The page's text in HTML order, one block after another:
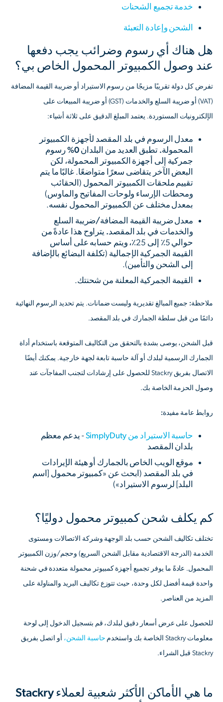
خدمة تجميع الشحنات
الشحن وإعادة التعبئة
هل هناك أي رسوم وضرائب يجب دفعها
عند وصول الكمبيوتر المحمول الخاص بي؟
تفرض كل دولة تقريبًا مزيجًا من رسوم الاستيراد أو ضريبة القيمة المضافة
(VAT) أو ضريبة السلع والخدمات (GST) أو ضريبة المبيعات على
الإلكترونيات المستوردة. يعتمد المبلغ الدقيق على ثلاثة أشياء:
معدل الرسوم في بلد المقصد لأجهزة الكمبيوتر
المحمولة. تطبق العديد من البلدان 0% رسوم
جمركية إلى أجهزة الكمبيوتر المحمولة، لكن
البعض الآخر يتقاضى سعرًا متواضعًا. غالبًا ما يتم
تقييم ملحقات الكمبيوتر المحمول (الحقائب
ومحطات الإرساء ولوحات المفاتيح والماوس)
بمعدل مختلف عن الكمبيوتر المحمول نفسه.
معدل ضريبة القيمة المضافة/ضريبة السلع
والخدمات في بلد المقصد. يتراوح هذا عادةً من
حوالي 5٪ إلى 25٪، ويتم حسابه على أساس
القيمة الجمركية الإجمالية (تكلفة البضائع بالإضافة
إلى الشحن والتأمين).
القيمة الجمركية المعلنة من شحنتك.
ملاحظة: جميع المبالغ تقديرية وليست ضمانات. يتم تحديد الرسوم النهائية
دائمًا من قبل سلطة الجمارك في بلد المقصد.
قبل الشحن، يوصى بشدة بالتحقق من التكاليف المتوقعة باستخدام أداة
الجمارك الرسمية لبلدك أو آلة حاسبة تابعة لجهة خارجية. يمكنك أيضًا
الاتصال بفريق Stackry للحصول على إرشادات لتجنب المفاجآت عند
وصول الحزمة الخاصة بك.
روابط عامة مفيدة:
حاسبة الاستيراد من SimplyDuty
- يدعم معظم
بلدان المقصد
موقع الويب الخاص بالجمارك أو هيئة الإيرادات
في بلد المقصد (ابحث عن «كمبيوتر محمول [اسم
البلد] لرسوم الاستيراد»)
كم يكلف شحن كمبيوتر محمول دوليًا؟
تختلف تكاليف الشحن حسب بلد الوجهة وشركة الاتصالات ومستوى
الخدمة (الدرجة الاقتصادية مقابل الشحن السريع) وحجم/وزن الكمبيوتر
المحمول. عادةً ما يوفر تجميع أجهزة كمبيوتر محمولة متعددة في شحنة
واحدة قيمة أفضل لكل وحدة، حيث تتوزع تكاليف البريد والمناولة على
المزيد من العناصر.
للحصول على عرض أسعار دقيق لبلدك، قم بتسجيل الدخول إلى لوحة
معلومات Stackry الخاصة بك واستخدم حاسبة الشحن، أو اتصل بفريق
Stackry قبل الشراء.
ما هي الأماكن الأكثر شعبية لعملاء Stackry